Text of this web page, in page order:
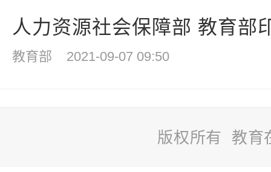
人力资源社会保障部 教育部
教育部 2021-09-07 09:50
版权所有 教育